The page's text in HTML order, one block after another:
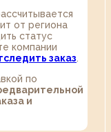
от региона
статус
компании
заказ
по
и